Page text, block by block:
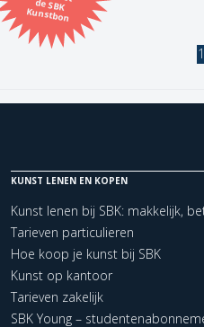
Kunstbon
Kunstenaar
Kerncollectie
1
KUNST LENEN EN KOPEN
Kunst lenen bij SBK: makkelijk,
Tarieven particulieren
Hoe koop je kunst bij SBK
Kunst op kantoor
Tarieven zakelijk
SBK Young –